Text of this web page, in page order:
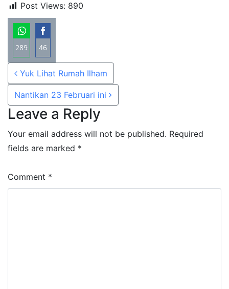
Post Views: 890
289
Share
on
WhatsApp
46
Share
on
Facebook
Post navigation
Yuk Lihat Rumah Ilham
Nantikan 23 Februari ini
Leave a Reply
Your email address will not be published. Required
fields are marked *
Comment *